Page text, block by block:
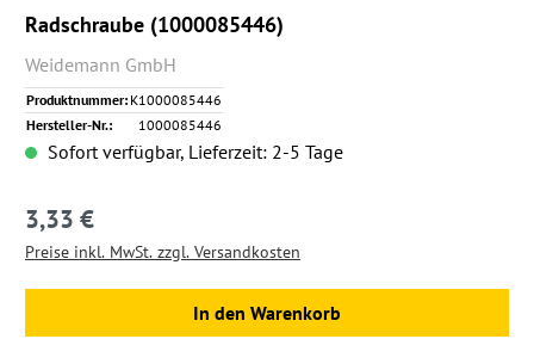
Radschraube (1000085446)
Weidemann GmbH
Produktnummer: K1000085446
Hersteller-Nr.:
1000085446
Sofort verfügbar, Lieferzeit: 2-5 Tage
Regulärer Preis:
3,33 €
Preise inkl. MwSt. zzgl. Versandkosten
In den Warenkorb